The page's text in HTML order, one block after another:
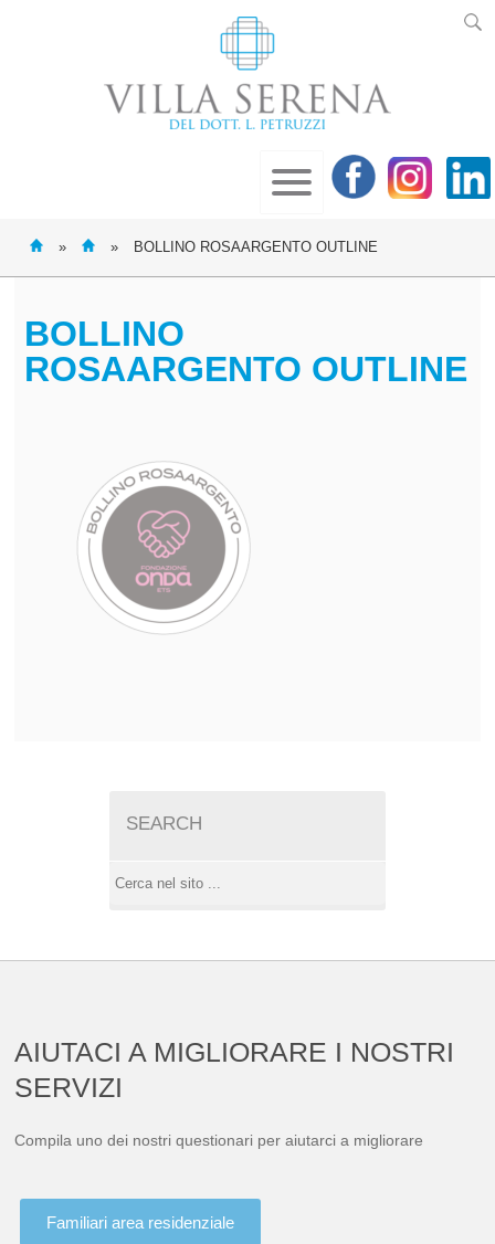
» » BOLLINO ROSAARGENTO OUTLINE
BOLLINO
ROSAARGENTO OUTLINE
SEARCH
AIUTACI A MIGLIORARE I NOSTRI
SERVIZI
Compila uno dei nostri questionari per aiutarci a migliorare
Familiari area residenziale